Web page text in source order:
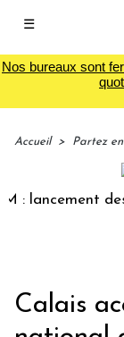
☰
Nos bureaux sont
Accueil > Partez
des
Calais